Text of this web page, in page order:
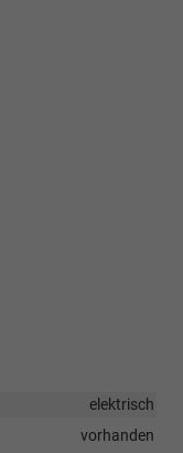
elektrisch
vorhanden